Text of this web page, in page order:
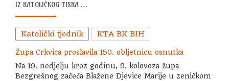
IZ KATOLIČKOG TISKA …
Katolički tjednik KTA BK BIH
Župa Crkvica proslavila 150. obljetnicu osnutka
Na 19. nedjelju kroz godinu, 9. kolovoza župa
Bezgrešnog začeća Blažene Djevice Marije u zeničkom